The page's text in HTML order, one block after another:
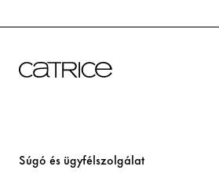
Súgó és ügyfélszolgálat